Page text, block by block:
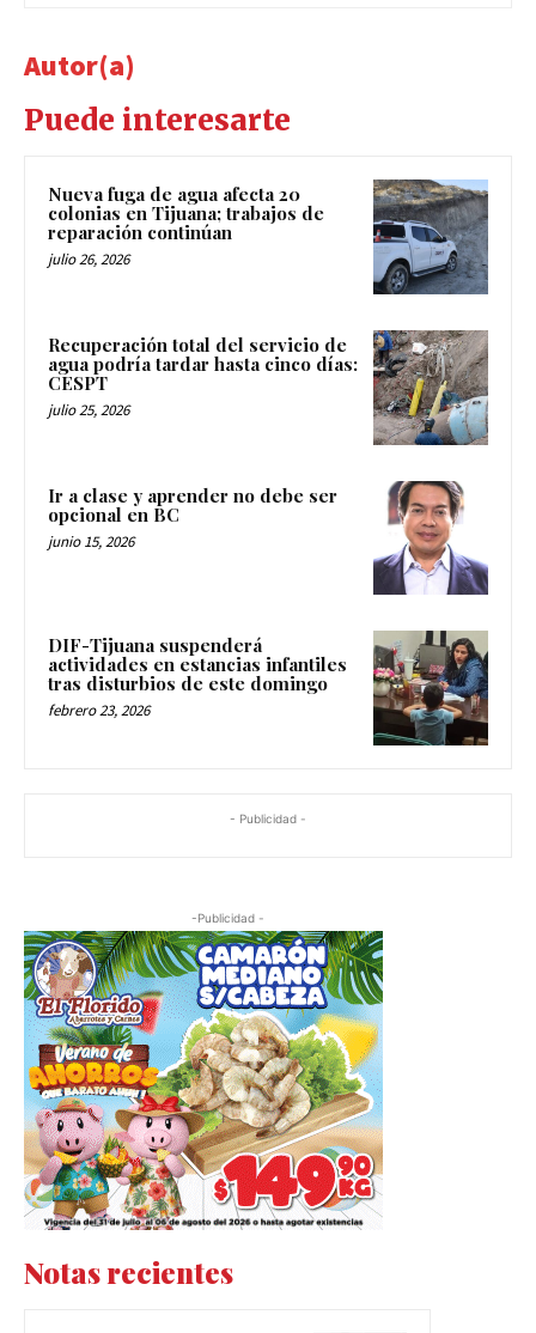
Autor(a)
Puede interesarte
Nueva fuga de agua afecta 20
colonias en Tijuana; trabajos de
reparación continúan
julio 26, 2026
Recuperación total del servicio de
agua podría tardar hasta cinco días:
CESPT
julio 25, 2026
Ir a clase y aprender no debe ser
opcional en BC
junio 15, 2026
DIF-Tijuana suspenderá
actividades en estancias infantiles
tras disturbios de este domingo
febrero 23, 2026
- Publicidad -
-Publicidad -
Notas recientes